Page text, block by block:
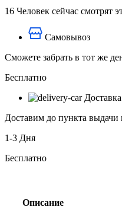
16 Человек сейчас смотрят
Самовывоз
Сможете забрать в тот же
Бесплатно
Доставим до пункта выдачи
1-3 Дня
Бесплатно
Описание